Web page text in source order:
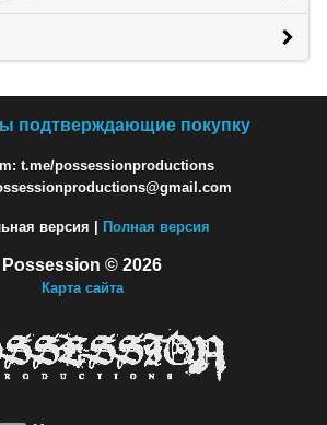
подтверждающие покупку
t.me/possessionproductions
версия | Полная версия
Possession © 2026
Карта сайта